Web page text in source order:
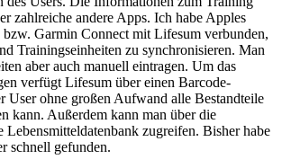
zahlreiche andere Apps. Ich habe Apples
Garmin Connect mit Lifesum verbunden,
Trainingseinheiten zu synchronisieren. Man
aber auch manuell eintragen. Um das
verfügt Lifesum über einen Barcode-
User ohne großen Aufwand alle Bestandteile
kann. Außerdem kann man über die
Lebensmitteldatenbank zugreifen. Bisher habe
schnell gefunden.